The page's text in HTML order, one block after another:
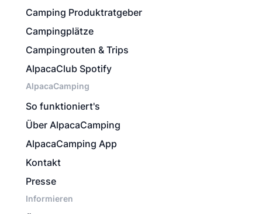
Camping Produktratgeber
Campingplätze
Campingrouten & Trips
AlpacaClub Spotify
AlpacaCamping
So funktioniert's
Über AlpacaCamping
AlpacaCamping App
Kontakt
Presse
Informieren